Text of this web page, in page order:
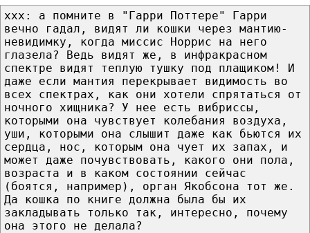
xxx: а помните в "Гарри Поттере" Гарри
вечно гадал, видят ли кошки через мантию-
невидимку, когда миссис Норрис на него
глазела? Ведь видят же, в инфракрасном
спектре видят теплую тушку под плащиком! И
даже если мантия перекрывает видимость во
всех спектрах, как они хотели спрятаться от
ночного хищника? У нее есть вибриссы,
которыми она чувствует колебания воздуха,
уши, которыми она слышит даже как бьются их
сердца, нос, которым она чует их запах, и
может даже почувствовать, какого они пола,
возраста и в каком состоянии сейчас
(боятся, например), орган Якобсона тот же.
Да кошка по книге должна была бы их
закладывать только так, интересно, почему
она этого не делала?